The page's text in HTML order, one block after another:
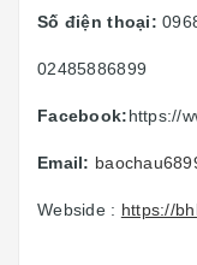
Số điện thoại:
02485886899
Facebook:https://
Email:
Webside : https://